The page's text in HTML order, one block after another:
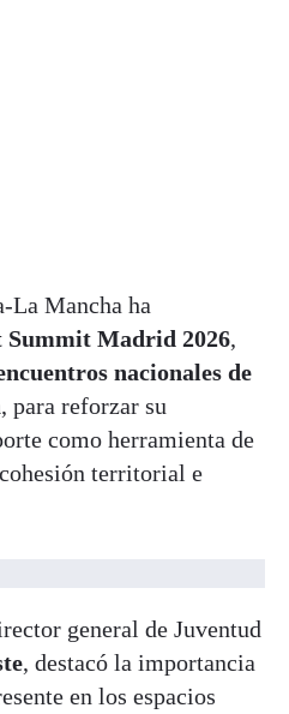
La Mancha ha
Summit Madrid 2026,
nacionales de
, para reforzar su
como herramienta de
territorial e
general de Juventud
, destacó la importancia
en los espacios